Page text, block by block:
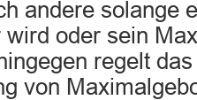
andere solange
wird oder sein
regelt
von